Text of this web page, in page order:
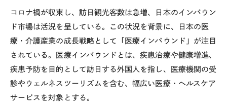
コロナ禍が収束し、訪日観光客数は急増、日本のインバウン
ド市場は活況を呈している。この状況を背景に、日本の医
療・介護産業の成長戦略として「医療インバウンド」が注目
されている。医療インバウンドとは、疾患治療や健康増進、
疾患予防を目的として訪日する外国人を指し、医療機関の受
診やウェルネスツーリズムを含む、幅広い医療・ヘルスケア
サービスを対象とする。